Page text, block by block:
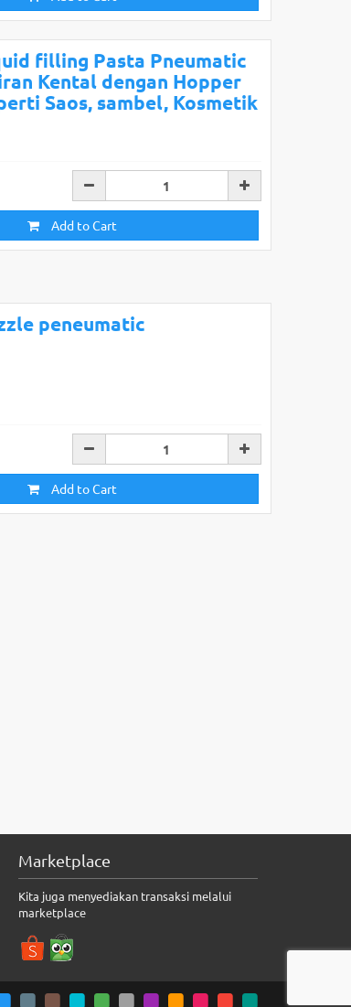
filling Pasta Pneumatic
Kental dengan Hopper
Saos, sambel, Kosmetik
Add to Cart
peneumatic
Add to Cart
Marketplace
Kita juga menyediakan transaksi melalui
marketplace